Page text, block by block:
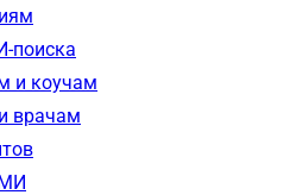
поиска
и коучам
врачам